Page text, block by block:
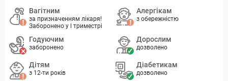
Вагітним
за призначенням лікаря!
Заборонено у l триместрі
Алергікам
з обережністю
Годуючим
заборонено
Дорослим
дозволено
Дітям
з 12-ти років
Діабетикам
дозволено